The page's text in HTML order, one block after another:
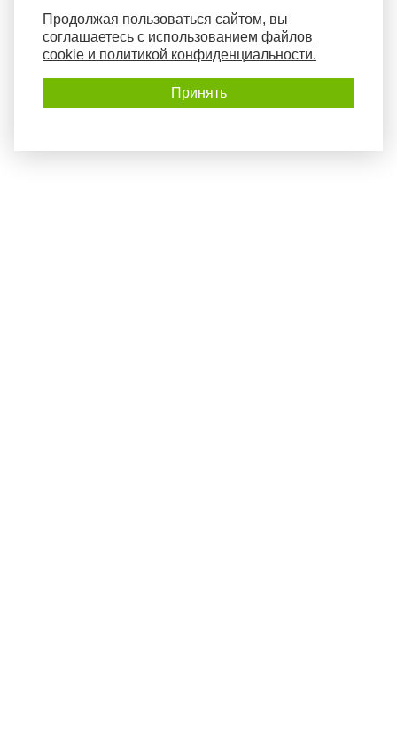
Продолжая пользоваться сайтом, вы
соглашаетесь с использованием файлов
cookie и политикой конфиденциальности.
Принять